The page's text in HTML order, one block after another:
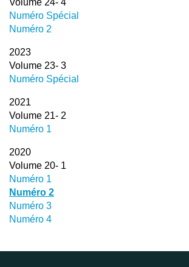
Numéro Spécial
Numéro 2
2023
Volume 23- 3
Numéro Spécial
2021
Volume 21- 2
Numéro 1
2020
Volume 20- 1
Numéro 1
Numéro 2
Numéro 3
Numéro 4